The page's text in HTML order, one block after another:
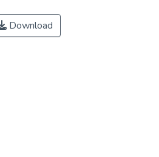
Download